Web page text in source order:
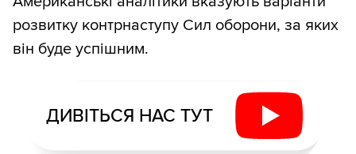
розвитку контрнаступу Сил оборони, за яких
він буде успішним.
ДИВІТЬСЯ НАС ТУТ